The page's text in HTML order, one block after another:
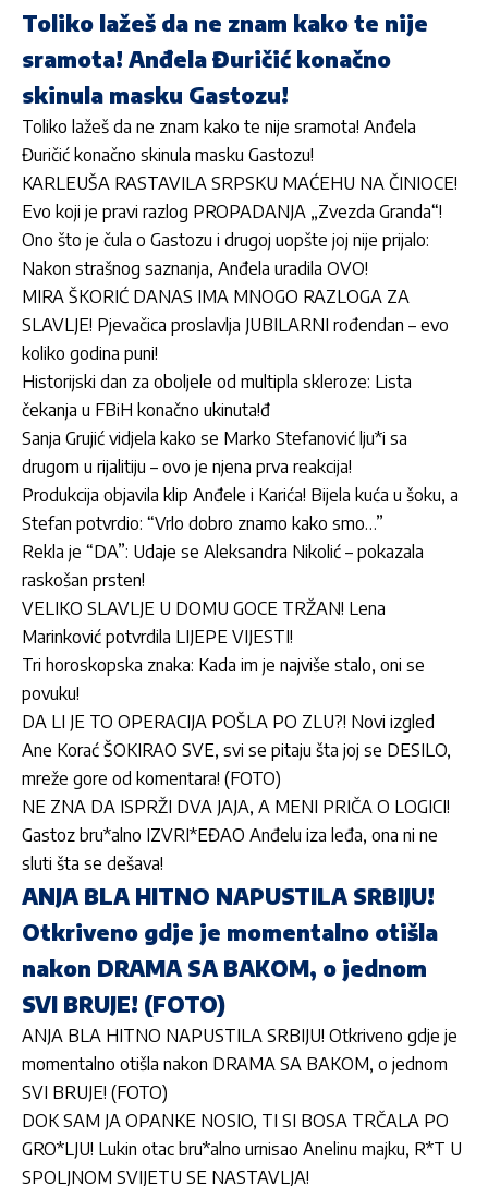
Toliko lažeš da ne znam kako te nije
sramota! Anđela Đuričić konačno
skinula masku Gastozu!
Toliko lažeš da ne znam kako te nije sramota! Anđela
Đuričić konačno skinula masku Gastozu!
KARLEUŠA RASTAVILA SRPSKU MAĆEHU NA ČINIOCE!
Evo koji je pravi razlog PROPADANJA „Zvezda Granda“!
Ono što je čula o Gastozu i drugoj uopšte joj nije prijalo:
Nakon strašnog saznanja, Anđela uradila OVO!
MIRA ŠKORIĆ DANAS IMA MNOGO RAZLOGA ZA
SLAVLJE! Pjevačica proslavlja JUBILARNI rođendan – evo
koliko godina puni!
Historijski dan za oboljele od multipla skleroze: Lista
čekanja u FBiH konačno ukinuta!đ
Sanja Grujić vidjela kako se Marko Stefanović lju*i sa
drugom u rijalitiju – ovo je njena prva reakcija!
Produkcija objavila klip Anđele i Karića! Bijela kuća u šoku, a
Stefan potvrdio: “Vrlo dobro znamo kako smo…”
Rekla je “DA”: Udaje se Aleksandra Nikolić – pokazala
raskošan prsten!
VELIKO SLAVLJE U DOMU GOCE TRŽAN! Lena
Marinković potvrdila LIJEPE VIJESTI!
Tri horoskopska znaka: Kada im je najviše stalo, oni se
povuku!
DA LI JE TO OPERACIJA POŠLA PO ZLU?! Novi izgled
Ane Korać ŠOKIRAO SVE, svi se pitaju šta joj se DESILO,
mreže gore od komentara! (FOTO)
NE ZNA DA ISPRŽI DVA JAJA, A MENI PRIČA O LOGICI!
Gastoz bru*alno IZVRI*EĐAO Anđelu iza leđa, ona ni ne
sluti šta se dešava!
ANJA BLA HITNO NAPUSTILA SRBIJU!
Otkriveno gdje je momentalno otišla
nakon DRAMA SA BAKOM, o jednom
SVI BRUJE! (FOTO)
ANJA BLA HITNO NAPUSTILA SRBIJU! Otkriveno gdje je
momentalno otišla nakon DRAMA SA BAKOM, o jednom
SVI BRUJE! (FOTO)
DOK SAM JA OPANKE NOSIO, TI SI BOSA TRČALA PO
GRO*LJU! Lukin otac bru*alno urnisao Anelinu majku, R*T U
SPOLJNOM SVIJETU SE NASTAVLJA!